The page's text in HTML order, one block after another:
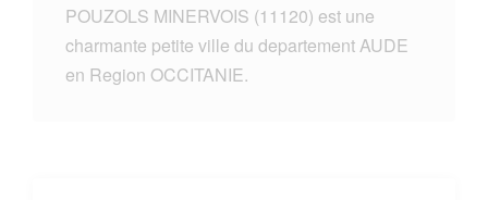
POUZOLS MINERVOIS (11120) est une
charmante petite ville du departement AUDE
en Region OCCITANIE.